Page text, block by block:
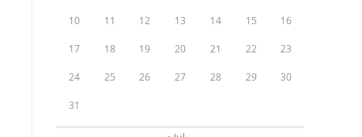
10 11 12 13 14 15 16
17 18 19 20 21 22 23
24 25 26 27 28 29 30
31